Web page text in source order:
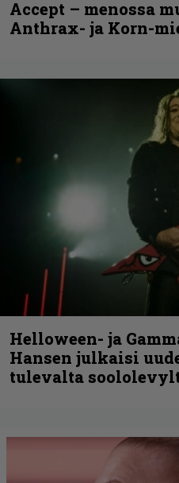
Accept – menossa
Anthrax- ja Korn-
Helloween- ja
Hansen julkaisi
tulevalta